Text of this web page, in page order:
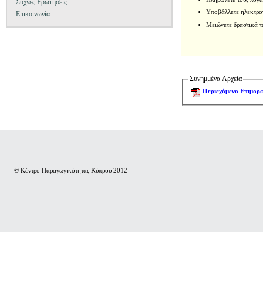
Συχνές Ερωτήσεις
Επικοινωνία
Υποβάλλετε
Μειώνετε δραστικά
Συνημμένα Αρχεία
Περιεχόμενο
© Κέντρο Παραγωγικότητας Κύπρου 2012